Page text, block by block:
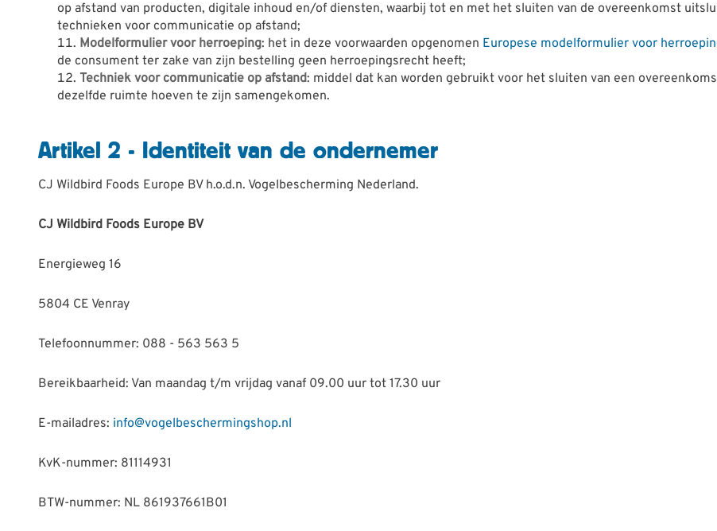
op afstand van producten, digitale inhoud en/of diensten, waarbij tot en met het sluiten van de overeenkomst
technieken voor communicatie op afstand;
Modelformulier voor herroeping: het in deze voorwaarden opgenomen Europese modelformulier voor
de consument ter zake van zijn bestelling geen herroepingsrecht heeft;
Techniek voor communicatie op afstand: middel dat kan worden gebruikt voor het sluiten van een
dezelfde ruimte hoeven te zijn samengekomen.
Artikel 2 - Identiteit van de ondernemer
CJ Wildbird Foods Europe BV h.o.d.n. Vogelbescherming Nederland.
CJ Wildbird Foods Europe BV
Energieweg 16
5804 CE Venray
Telefoonnummer: 088 - 563 563 5
Bereikbaarheid: Van maandag t/m vrijdag vanaf 09.00 uur tot 17.30 uur
E-mailadres: info@vogelbeschermingshop.nl
KvK-nummer: 81114931
BTW-nummer: NL 861937661B01